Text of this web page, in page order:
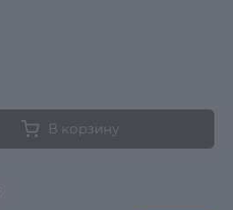
В корзину